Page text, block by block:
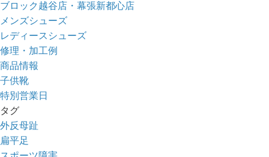
ブロック越谷店・幕張新都心店
メンズシューズ
レディースシューズ
修理・加工例
商品情報
子供靴
特別営業日
タグ
外反母趾
扁平足